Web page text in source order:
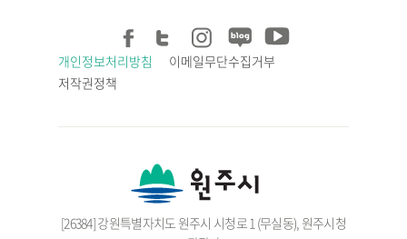
개인정보처리방침
이메일무단수집거부
저작권정책
[26384] 강원특별자치도 원주시 시청로 1 (무실동), 원주시청